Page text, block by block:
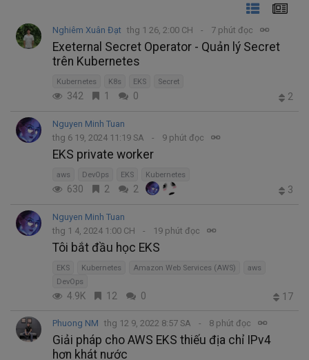
Nghiêm Xuân Đạt thg 1 26, 2:00 CH 7 phút đọc
Exeternal Secret Operator - Quản lý Secret
trên Kubernetes
Kubernetes K8s EKS Secret
342 1 0 2
Nguyen Minh Tuan
thg 6 19, 2024 11:19 SA
9 phút đọc
EKS private worker
aws DevOps EKS Kubernetes
630 2 2 3
Nguyen Minh Tuan
thg 1 4, 2024 1:00 CH
19 phút đọc
Tôi bắt đầu học EKS
EKS Kubernetes Amazon Web Services (AWS)
aws
DevOps
4.9K 12 0 17
Phuong NM thg 12 9, 2022 8:57 SA 8 phút đọc
Giải pháp cho AWS EKS thiếu địa chỉ IPv4
hơn khát nước